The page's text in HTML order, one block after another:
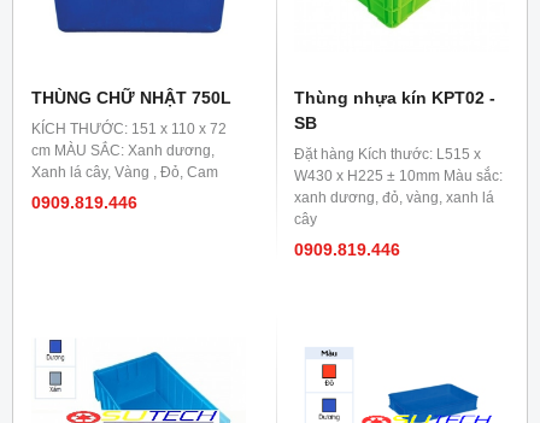
THÙNG CHỮ NHẬT 750L
KÍCH THƯỚC: 151 x 110 x 72
cm MÀU SẮC: Xanh dương,
Xanh lá cây, Vàng , Đỏ, Cam
0909.819.446
Thùng nhựa kín KPT02 -
SB
Đặt hàng Kích thước: L515 x
W430 x H225 ± 10mm Màu sắc:
xanh dương, đỏ, vàng, xanh lá
cây
0909.819.446